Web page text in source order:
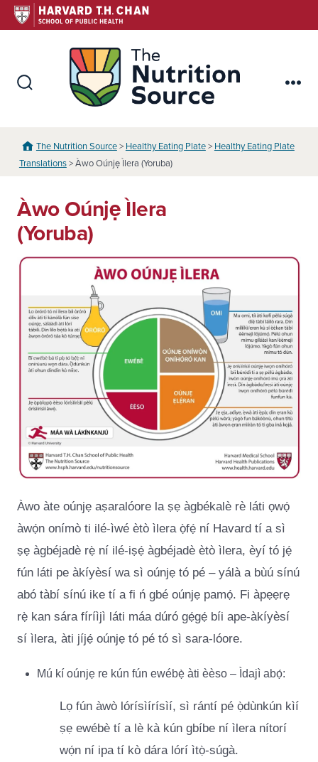
Skip
to
The Nutrition Source> Healthy Eating Plate> Healthy Eating Plate
Translations> Àwo Oúnjẹ Ìlera (Yoruba)
Àwo Oúnjẹ Ìlera
(Yoruba)
Àwo àte oúnjẹ aṣaralóore la ṣẹ àgbékalè rè láti ọwọ́
àwọ́n onímò ti ilé-ìwé ètò ìlera ọ̀fẹ́ ní Havard tí a sì
ṣẹ àgbéjadè rẹ̀ ní ilé-iṣẹ́ àgbéjadè ètò ìlera, èyí tó jẹ́
fún láti pe àkíyèsí wa sì oúnjẹ tó pé – yálà a bùú sínú
abó tàbí sínú ike tí a fi ń gbé oúnjẹ pamọ́. Fi àpẹẹrẹ
rẹ̀ kan sára fíríìjì láti máa dúró gẹ́gẹ́ bíi ape-àkíyèsí
sí ìlera, àti jíjẹ́ oúnjẹ tó pé tó sì sara-lóore.
Mú kí oúnjẹ re kún fún ewébẹ̀ àti èèso – Ìdajì abọ́:
Lọ fún àwò lórísìírísìí, sì rántí pé ọ̀dùnkún kìí
ṣẹ ewébè tí a lè kà kún gbíbe ní ìlera nítorí
wọ́n ní ipa tí kò dára lórí ìtọ̀-súgà.